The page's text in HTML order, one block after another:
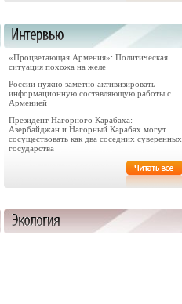
«Процветающая Армения»: Политическая
ситуация похожа на желе
России нужно заметно активизировать
информационную составляющую работы с
Арменией
Президент Нагорного Карабаха:
Азербайджан и Нагорный Карабах могут
сосуществовать как два соседних суверенных
государства